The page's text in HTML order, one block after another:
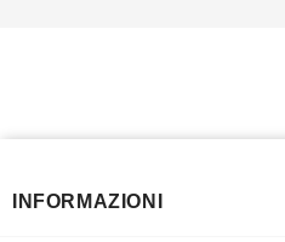
INFORMAZIONI